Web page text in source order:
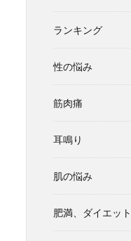
ランキング
性の悩み
筋肉痛
耳鳴り
肌の悩み
肥満、ダイエット